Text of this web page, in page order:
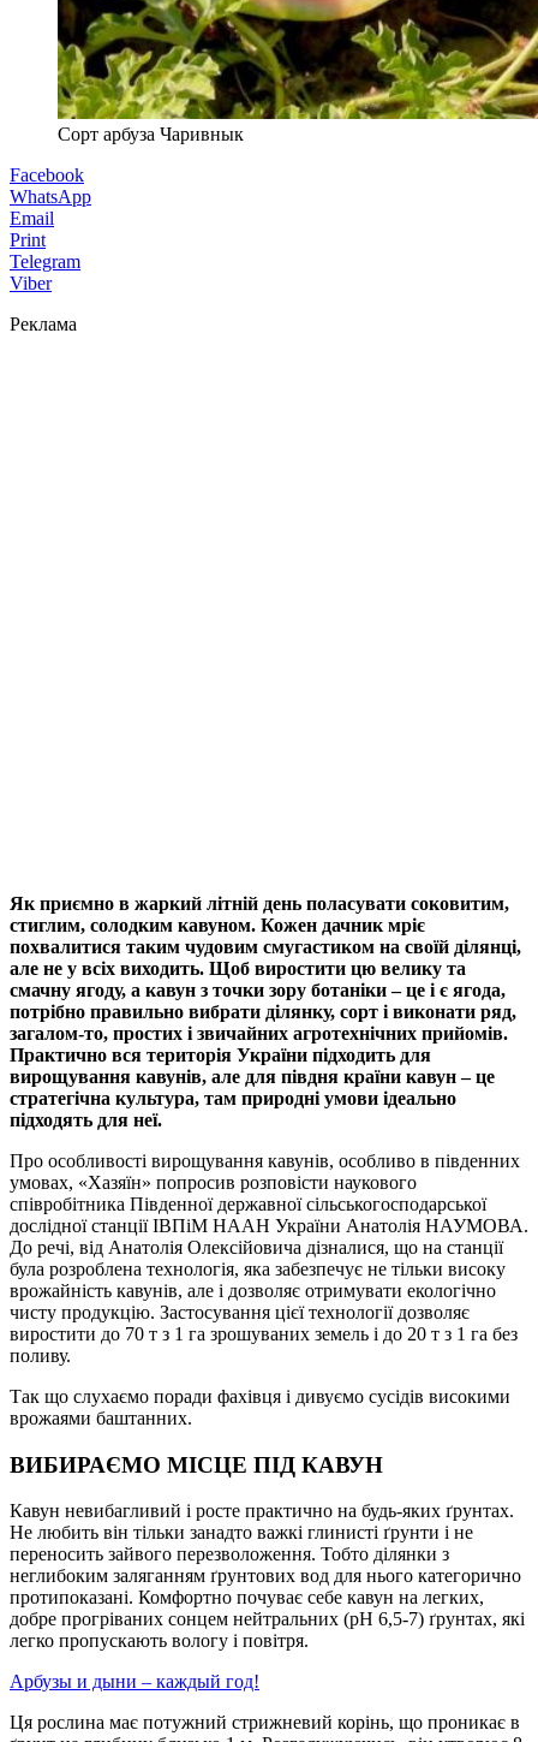
Сорт арбуза Чаривнык
Facebook
WhatsApp
Email
Print
Telegram
Viber
Реклама
Як приємно в жаркий літній день поласувати соковитим,
стиглим, солодким кавуном. Кожен дачник мріє
похвалитися таким чудовим смугастиком на своїй ділянці,
але не у всіх виходить. Щоб виростити цю велику та
смачну ягоду, а кавун з точки зору ботаніки – це і є ягода,
потрібно правильно вибрати ділянку, сорт і виконати ряд,
загалом-то, простих і звичайних агротехнічних прийомів.
Практично вся територія України підходить для
вирощування кавунів, але для півдня країни кавун – це
стратегічна культура, там природні умови ідеально
підходять для неї.
Про особливості вирощування кавунів, особливо в південних
умовах, «Хазяїн» попросив розповісти наукового
співробітника Південної державної сільськогосподарської
дослідної станції ІВПіМ НААН України Анатолія НАУМОВА.
До речі, від Анатолія Олексійовича дізналися, що на станції
була розроблена технологія, яка забезпечує не тільки високу
врожайність кавунів, але і дозволяє отримувати екологічно
чисту продукцію. Застосування цієї технології дозволяє
виростити до 70 т з 1 га зрошуваних земель і до 20 т з 1 га без
поливу.
Так що слухаємо поради фахівця і дивуємо сусідів високими
врожаями баштанних.
ВИБИРАЄМО МІСЦЕ ПІД КАВУН
Кавун невибагливий і росте практично на будь-яких ґрунтах.
Не любить він тільки занадто важкі глинисті ґрунти і не
переносить зайвого перезволоження. Тобто ділянки з
неглибоким заляганням ґрунтових вод для нього категорично
протипоказані. Комфортно почуває себе кавун на легких,
добре прогріваних сонцем нейтральних (рН 6,5-7) ґрунтах, які
легко пропускають вологу і повітря.
Арбузы и дыни – каждый год!
Ця рослина має потужний стрижневий корінь, що проникає в